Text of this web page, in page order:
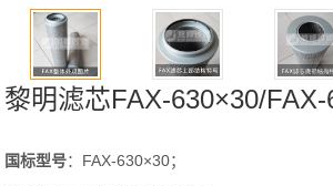
黎明滤芯FAX-630×30/FAX-
国标型号：FAX-630×30；